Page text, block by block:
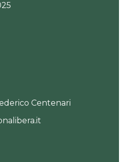
Centenari